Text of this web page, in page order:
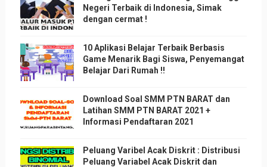
Negeri Terbaik di Indonesia, Simak
dengan cermat !
10 Aplikasi Belajar Terbaik Berbasis
Game Menarik Bagi Siswa, Penyemangat
Belajar Dari Rumah !!
Download Soal SMM PTN BARAT dan
Latihan SMM PTN BARAT 2021 +
Informasi Pendaftaran 2021
Peluang Varibel Acak Diskrit : Distribusi
Peluang Variabel Acak Diskrit dan